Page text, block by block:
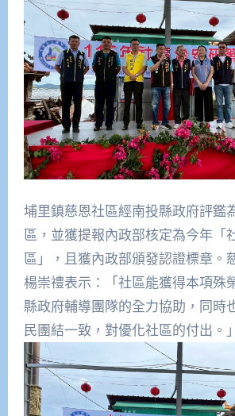
埔里鎮慈恩社區經南投縣政府評鑑
區， 並獲提報內政部核定為今年「
區」， 且獲內政部頒發認證標章。
楊崇禮表示：「社區能獲得本項殊
縣政府輔導團隊的全力協助， 同時
民團結一致，對優化社區的付出。」